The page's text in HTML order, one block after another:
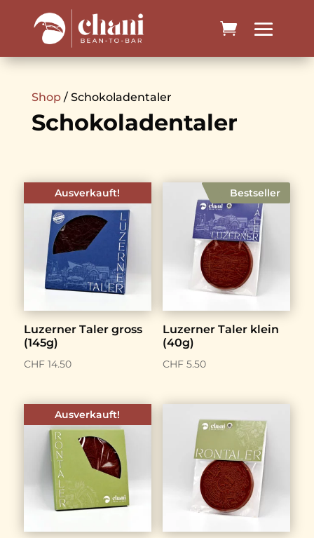
Shop/ Schokoladentaler
Schokoladentaler
Luzerner Taler gross
(145g)
CHF14.50
Ausverkauft!
Luzerner Taler klein
(40g)
CHF5.50
Bestseller
Ausverkauft!